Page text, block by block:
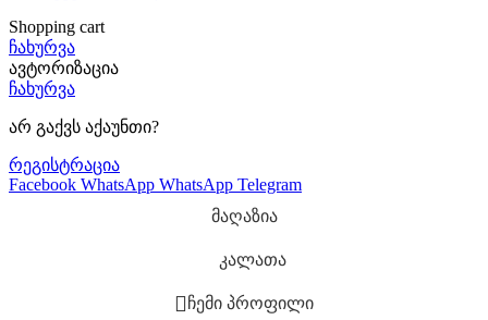
Shopping cart
ჩახურვა
ავტორიზაცია
ჩახურვა
არ გაქვს აქაუნთი?
რეგისტრაცია
Facebook WhatsApp WhatsApp Telegram
მაღაზია
კალათა
ჩემი პროფილი